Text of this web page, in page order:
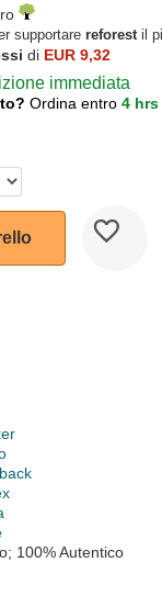
supportare reforestil
di EUR 9,32
immediata
Ordina entro 4 hrs
100% Autentico